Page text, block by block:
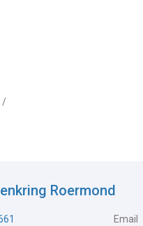
/
Roermond
Email